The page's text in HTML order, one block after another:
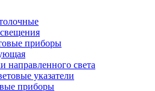
приборы
направленного света
указатели
приборы